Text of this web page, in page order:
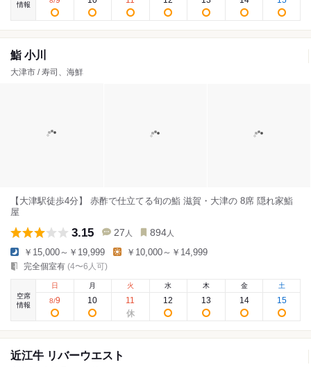
情報
鮨 小川
大津市 / 寿司、海鮮
【大津駅徒歩4分】 赤酢で仕立てる旬の鮨 滋賀・大津の 8席 隠れ家鮨
屋
3.15 27 人 894 人
￥15,000～￥19,999 ￥10,000～￥14,999
完全個室有 (4〜6人可)
空席
情報
日
8/9
月
10
火
11
水
12
木
13
金
14
土
15
近江牛 リバーウエスト